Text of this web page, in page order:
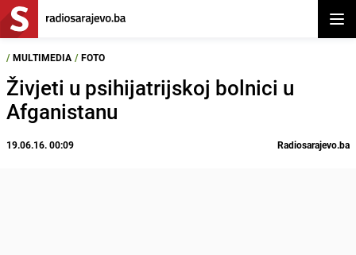
/ MULTIMEDIA / FOTO
Živjeti u psihijatrijskoj bolnici u
Afganistanu
19.06.16. 00:09 Radiosarajevo.ba